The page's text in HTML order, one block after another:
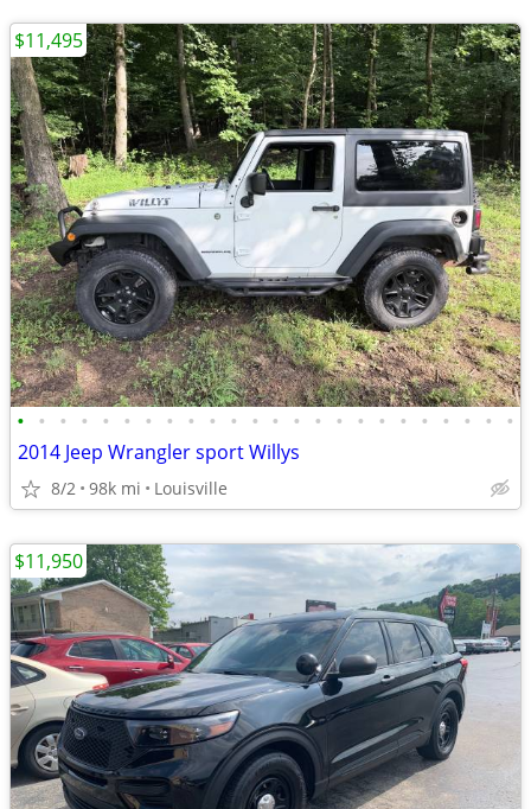
• • • • • • • • • • • • • • • • • • • • • • • •
2014 Jeep Wrangler sport Willys
8/2 98k mi Louisville
$11,495
$11,950